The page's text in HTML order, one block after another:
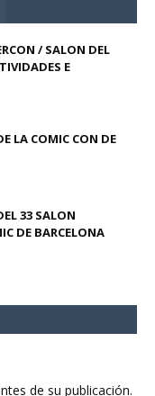
/ SALON DEL
E
LA COMIC CON DE
33 SALON
DE BARCELONA
de su publicación.